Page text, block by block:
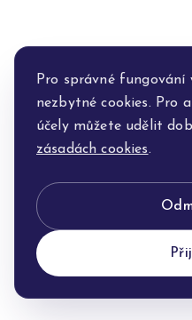
Pro správné fungování
nezbytné cookies. Pro
účely můžete udělit
zásadách cookies.